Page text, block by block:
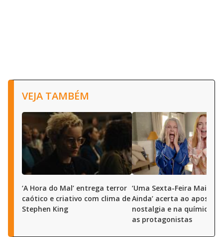
VEJA TAMBÉM
‘A Hora do Mal’ entrega terror
caótico e criativo com clima de
Stephen King
‘Uma Sexta-Feira Mais
Ainda’ acerta ao apostar
nostalgia e na química
as protagonistas